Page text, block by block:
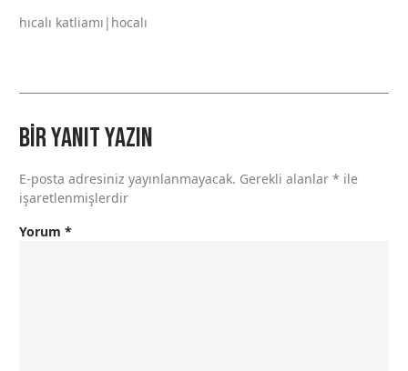
hıcalı katliamı|hocalı
Bir yanıt yazın
E-posta adresiniz yayınlanmayacak. Gerekli alanlar * ile
işaretlenmişlerdir
Yorum *